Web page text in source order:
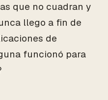
que no cuadran y
llego a fin de
de
funcionó para